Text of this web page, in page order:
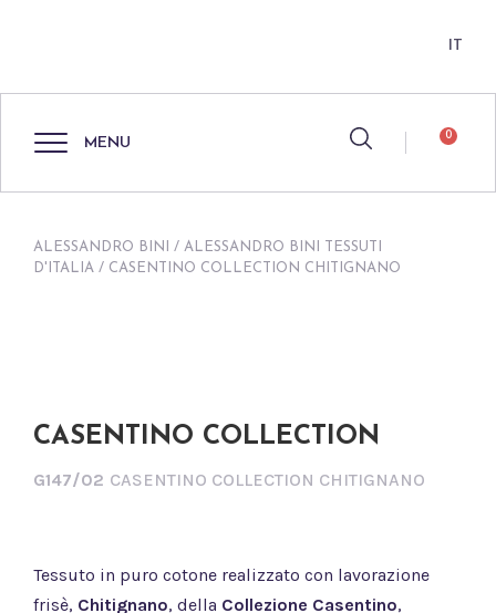
IT
MENU 0
ALESSANDRO BINI / ALESSANDRO BINI TESSUTI
D'ITALIA / CASENTINO COLLECTION CHITIGNANO
CASENTINO COLLECTION
G147/02 CASENTINO COLLECTION CHITIGNANO
Tessuto in puro cotone realizzato con lavorazione
frisè, Chitignano, della Collezione Casentino,